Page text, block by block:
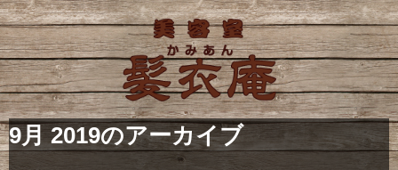
9月 2019のアーカイブ